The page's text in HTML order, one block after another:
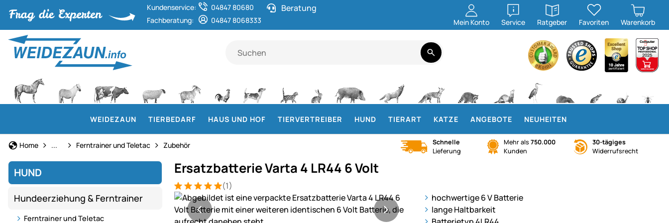
Kundenservice:
04847 80680
Fachberatung:
04847 8068333
Beratung
Mein Konto Service
öffnen
Ratgeber
öffnen
Favoriten Warenkorb
WEIDEZAUN TIERBEDARF HAUS UND HOF TIERVERTREIBER HUND TIERART KATZE ANGEBOTE NEUHEITEN
Home Hundeerziehung & Ferntrainer
... Ferntrainer und Teletac Zubehör
Schnelle
Lieferung
Mehr als 750.000
Kunden
30-tägiges
Widerrufsrecht
HUND
Hundeerziehung & Ferntrainer
Ferntrainer und Teletac
Ersatzbatterie Varta 4 LR44 6 Volt
Bewertung: 5 von 5 (1 Bewertungen)
1 Bewertung (1)
Produktgalerie
hochwertige 6 V Batterie
lange Haltbarkeit